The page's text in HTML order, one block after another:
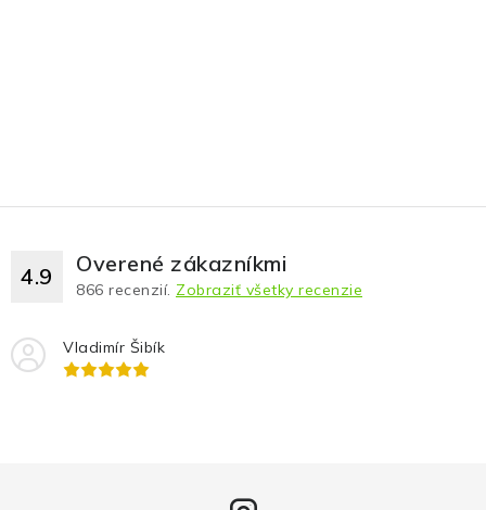
4.9 Overené zákazníkmi
866 recenzií. Zobraziť všetky recenzie
Vladimír Šibík